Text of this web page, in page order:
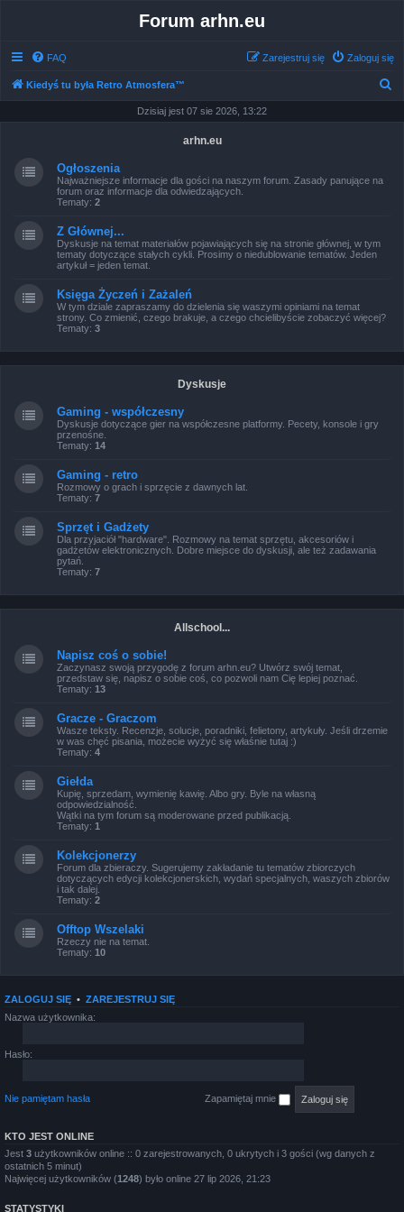
Forum arhn.eu
FAQ Zaloguj się
Zarejestruj się
Kiedyś tu była Retro Atmosfera™
Dzisiaj jest 07 sie 2026, 13:22
arhn.eu
Ogłoszenia
Najważniejsze informacje dla gości na naszym forum. Zasady panujące na
forum oraz informacje dla odwiedzających.
Tematy: 2
Z Głównej...
Dyskusje na temat materiałów pojawiających się na stronie głównej, w tym
tematy dotyczące stałych cykli. Prosimy o niedublowanie tematów. Jeden
artykuł = jeden temat.
Księga Życzeń i Zażaleń
W tym dziale zapraszamy do dzielenia się waszymi opiniami na temat
strony. Co zmienić, czego brakuje, a czego chcielibyście zobaczyć więcej?
Tematy: 3
Dyskusje
Gaming - współczesny
Dyskusje dotyczące gier na współczesne platformy. Pecety, konsole i gry
przenośne.
Tematy: 14
Gaming - retro
Rozmowy o grach i sprzęcie z dawnych lat.
Tematy: 7
Sprzęt i Gadżety
Dla przyjaciół "hardware". Rozmowy na temat sprzętu, akcesoriów i
gadżetów elektronicznych. Dobre miejsce do dyskusji, ale też zadawania
pytań.
Tematy: 7
Allschool...
Napisz coś o sobie!
Zaczynasz swoją przygodę z forum arhn.eu? Utwórz swój temat,
przedstaw się, napisz o sobie coś, co pozwoli nam Cię lepiej poznać.
Tematy: 13
Gracze - Graczom
Wasze teksty. Recenzje, solucje, poradniki, felietony, artykuły. Jeśli drzemie
w was chęć pisania, możecie wyżyć się właśnie tutaj :)
Tematy: 4
Giełda
Kupię, sprzedam, wymienię kawię. Albo gry. Byle na własną
odpowiedzialność.
Wątki na tym forum są moderowane przed publikacją.
Tematy: 1
Kolekcjonerzy
Forum dla zbieraczy. Sugerujemy zakładanie tu tematów zbiorczych
dotyczących edycji kolekcjonerskich, wydań specjalnych, waszych zbiorów
i tak dalej.
Tematy: 2
Offtop Wszelaki
Rzeczy nie na temat.
Tematy: 10
ZALOGUJ SIĘ • ZAREJESTRUJ SIĘ
Nazwa użytkownika:
Hasło:
Nie pamiętam hasła Zapamiętaj mnie
KTO JEST ONLINE
Jest 3 użytkowników online :: 0 zarejestrowanych, 0 ukrytych i 3 gości (wg danych z
ostatnich 5 minut)
Najwięcej użytkowników (1248) było online 27 lip 2026, 21:23
STATYSTYKI